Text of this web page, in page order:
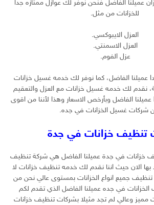
عميلنا الفاضل فنحن نوفر لك عوازل ممتازه جدا
للخزانات من مثل.
العزل الايبوكسي.
العزل الاسمنتي.
عزل الفوم.
عميلنا الفاضل، كما نوفر لك خدمه غسيل خزانات
نقدم لك خدمه غسيل خزانات مع العزل والتعقيم
الفاضل وبأرخص الاسعار وهذا لأننا من اقوى
شركات غسيل الخزانات في جده.
تنظيف خزانات في جدة
في جدة عميلنا الفاضل هي شركة تنظيف
بها الان حيث اننا نقدم لك خدمه تنظيف خزانات لا
جميع انواع الخزانات بمستوى عالي نحن من
في جده عميلنا الفاضل الذي تقدم لكم
وعالي لم تجد مثيلا بشركات تنظيف خزانات